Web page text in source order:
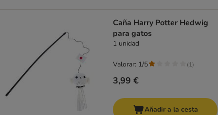
Caña Harry Potter Hedwig
para gatos
1 unidad
3,99 €
Valorar: 1/5 (1)
Añadir a la cesta